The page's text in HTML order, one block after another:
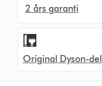
2 års garanti
Original Dyson-del